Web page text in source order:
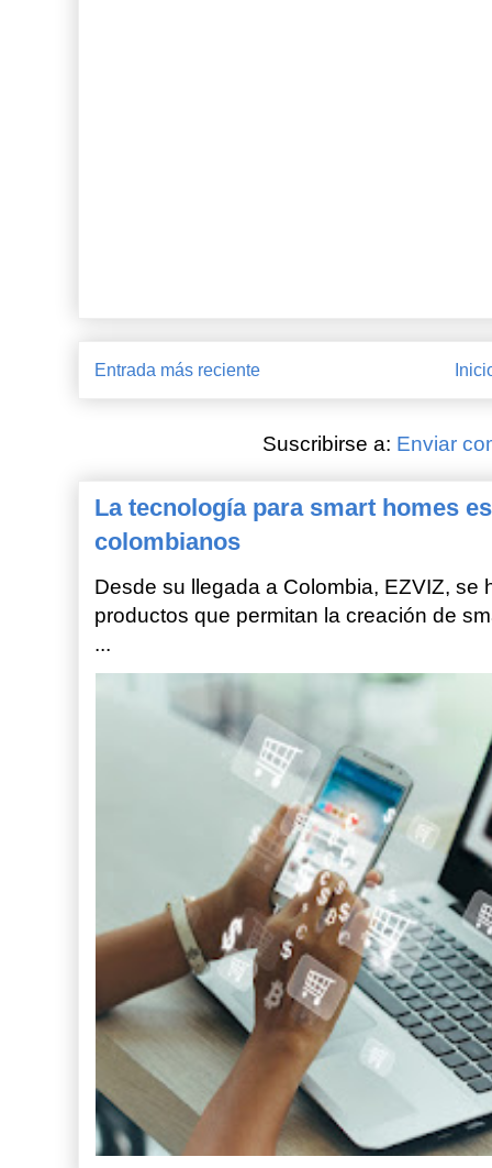
Entrada más reciente
Suscribirse a: Enviar
La tecnología para smart homes
colombianos
Desde su llegada a Colombia, EZVIZ, se
productos que permitan la creación de
...